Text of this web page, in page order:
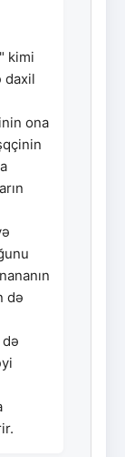
kimi
daxil
ona
də